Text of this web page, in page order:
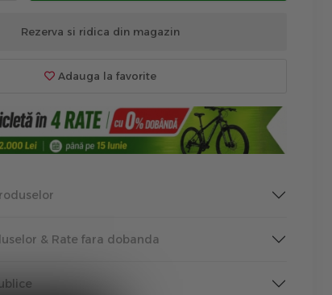
Rezerva si ridica din magazin
Adauga la favorite
& Rate fara dobanda